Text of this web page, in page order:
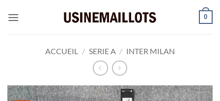
0
ACCUEIL / SERIE A / INTER MILAN